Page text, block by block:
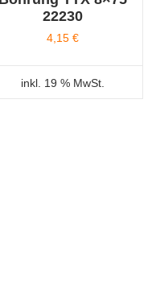
22230
4,15€
inkl. 19 % MwSt.